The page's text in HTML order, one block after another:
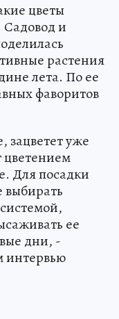
цветы
Садовод и
растения
лета. По ее
фаворитов
уже
цветением
Для посадки
ее
дни, -
интервью